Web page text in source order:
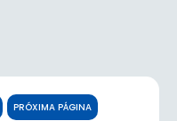
PRÓXIMA PÁGINA